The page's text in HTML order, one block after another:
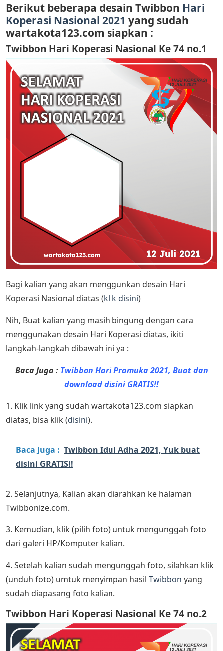
Berikut beberapa desain Twibbon Hari
Koperasi Nasional 2021 yang sudah
wartakota123.com siapkan :
Twibbon Hari Koperasi Nasional Ke 74 no.1
Bagi kalian yang akan menggunkan desain Hari
Koperasi Nasional diatas (klik disini)
Nih, Buat kalian yang masih bingung dengan cara
menggunakan desain Hari Koperasi diatas, ikiti
langkah-langkah dibawah ini ya :
Baca Juga : Twibbon Hari Pramuka 2021, Buat dan
download disini GRATIS!!
1. Klik link yang sudah wartakota123.com siapkan
diatas, bisa klik (disini).
Baca Juga : Twibbon Idul Adha 2021, Yuk buat
disini GRATIS!!
2. Selanjutnya, Kalian akan diarahkan ke halaman
Twibbonize.com.
3. Kemudian, klik (pilih foto) untuk mengunggah foto
dari galeri HP/Komputer kalian.
4. Setelah kalian sudah mengunggah foto, silahkan klik
(unduh foto) umtuk menyimpan hasil Twibbon yang
sudah diapasang foto kalian.
Twibbon Hari Koperasi Nasional Ke 74 no.2